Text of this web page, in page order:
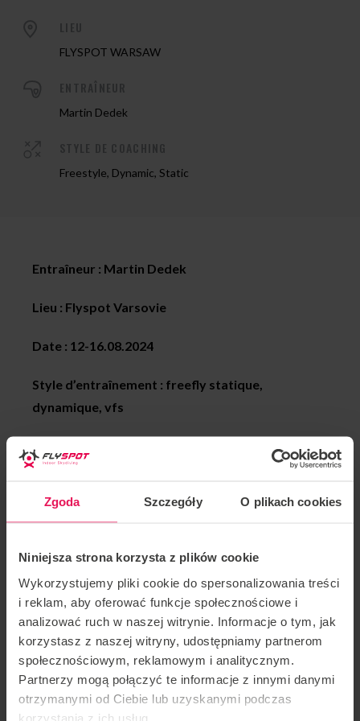
Zgoda Szczegóły O plikach cookies
Niniejsza strona korzysta z plików cookie
Wykorzystujemy pliki cookie do spersonalizowania treści
i reklam, aby oferować funkcje społecznościowe i
analizować ruch w naszej witrynie. Informacje o tym, jak
korzystasz z naszej witryny, udostępniamy partnerom
społecznościowym, reklamowym i analitycznym.
Partnerzy mogą połączyć te informacje z innymi danymi
otrzymanymi od Ciebie lub uzyskanymi podczas
korzystania z ich usług.
FLYSPOT WARSAW
Martin Dedek
Freestyle, Dynamic, Static
Entraîneur : Martin Dedek
Lieu : Flyspot Varsovie
Date : 12-16.08.2024
Style d’entraînement : freefly statique,
dynamique, vfs
Les réalisations de Martin :
Unlimited, Catégorie Dynamic 2way
équipe: Mad Ravens, Catégorie: Dynamic 4way
2016 médaille de bronze FAI World Cup, Kategoria:
Freestyle
2015 Médaille d’or White Nights, team: Mad Ravens,
Kategoria Dynamic 4way